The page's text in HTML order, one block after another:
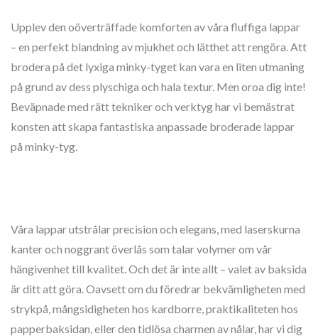
Upplev den oöverträffade komforten av våra fluffiga lappar
– en perfekt blandning av mjukhet och lätthet att rengöra. Att
brodera på det lyxiga minky-tyget kan vara en liten utmaning
på grund av dess plyschiga och hala textur. Men oroa dig inte!
Beväpnade med rätt tekniker och verktyg har vi bemästrat
konsten att skapa fantastiska anpassade broderade lappar
på minky-tyg.
Våra lappar utstrålar precision och elegans, med laserskurna
kanter och noggrant överlås som talar volymer om vår
hängivenhet till kvalitet. Och det är inte allt – valet av baksida
är ditt att göra. Oavsett om du föredrar bekvämligheten med
strykpå, mångsidigheten hos kardborre, praktikaliteten hos
papperbaksidan, eller den tidlösa charmen av nålar, har vi dig